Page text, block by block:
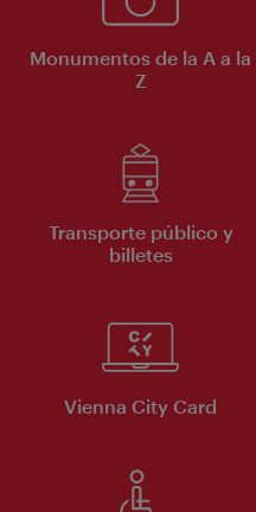
Monumentos de la A a la
Z
Transporte público y
billetes
Vienna City Card